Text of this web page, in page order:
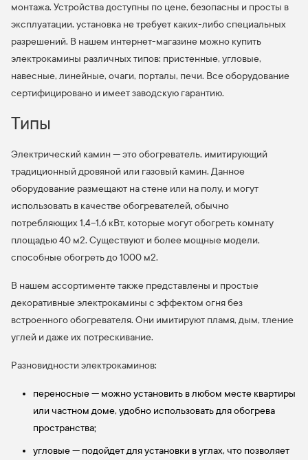
монтажа. Устройства доступны по цене, безопасны и просты в
эксплуатации, установка не требует каких-либо специальных
разрешений. В нашем интернет-магазине можно купить
электрокамины различных типов: пристенные, угловые,
навесные, линейные, очаги, порталы, печи. Все оборудование
сертифицировано и имеет заводскую гарантию.
Типы
Электрический камин — это обогреватель, имитирующий
традиционный дровяной или газовый камин. Данное
оборудование размещают на стене или на полу, и могут
использовать в качестве обогревателей, обычно
потребляющих 1,4–1,6 кВт, которые могут обогреть комнату
площадью 40 м2. Существуют и более мощные модели,
способные обогреть до 1000 м2.
В нашем ассортименте также представлены и простые
декоративные электрокамины с эффектом огня без
встроенного обогревателя. Они имитируют пламя, дым, тление
углей и даже их потрескивание.
Разновидности электрокаминов:
переносные — можно установить в любом месте квартиры
или частном доме, удобно использовать для обогрева
пространства;
угловые — подойдет для установки в углах, что позволяет